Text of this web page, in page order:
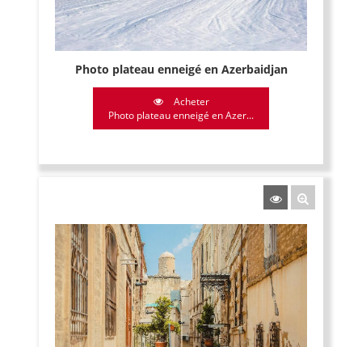
Photo plateau enneigé en Azerbaidjan
Acheter
Photo plateau enneigé en Azer...